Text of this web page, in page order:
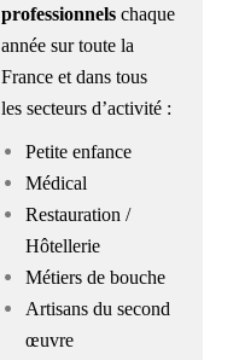
professionnels chaque
année sur toute la
France et dans tous
les secteurs d’activité :
Petite enfance
Médical
Restauration /
Hôtellerie
Métiers de bouche
Artisans du second
œuvre